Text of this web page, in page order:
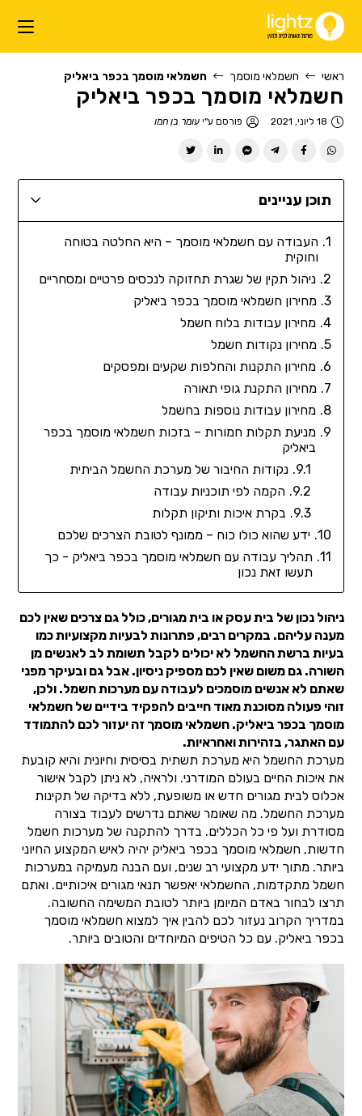
ראשי חשמלאי מוסמך חשמלאי מוסמך בכפר ביאליק
חשמלאי מוסמך בכפר ביאליק
18 ליוני, 2021 פורסם ע"יעומר בן חמו
תוכן עניינים
העבודה עם חשמלאי מוסמך – היא החלטה בטוחה
וחוקית
ניהול תקין של שגרת תחזוקה לנכסים פרטיים ומסחריים
מחירון חשמלאי מוסמך בכפר ביאליק
מחירון עבודות בלוח חשמל
מחירון נקודות חשמל
מחירון התקנות והחלפות שקעים ומפסקים
מחירון התקנת גופי תאורה
מחירון עבודות נוספות בחשמל
מניעת תקלות חמורות – בזכות חשמלאי מוסמך בכפר
ביאליק
נקודות החיבור של מערכת החשמל הביתית
הקמה לפי תוכניות עבודה
בקרת איכות ותיקון תקלות
ידע שהוא כולו כוח – ממונף לטובת הצרכים שלכם
תהליך עבודה עם חשמלאי מוסמך בכפר ביאליק - כך
תעשו זאת נכון
ניהול נכון של בית עסק או בית מגורים, כולל גם צרכים שאין לכם
מענה עליהם. במקרים רבים, פתרונות לבעיות מקצועיות כמו
בעיות ברשת החשמל לא יכולים לקבל תשומת לב לאנשים מן
השורה. גם משום שאין לכם מספיק ניסיון. אבל גם ובעיקר מפני
שאתם לא אנשים מוסמכים לעבודה עם מערכות חשמל. ולכן,
זוהי פעולה מסוכנת מאוד חייבים להפקיד בידיים של חשמלאי
מוסמך בכפר ביאליק. חשמלאי מוסמך זה יעזור לכם להתמודד
עם האתגר, בזהירות ואחראיות.
מערכת החשמל היא מערכת תשתית בסיסית וחיונית והיא קובעת
את איכות החיים בעולם המודרני. ולראיה, לא ניתן לקבל אישור
אכלוס לבית מגורים חדש או משופעת, ללא בדיקה של תקינות
מערכת החשמל. מה שאומר שאתם נדרשים לעבוד בצורה
מסודרת ועל פי כל הכללים. בדרך להתקנה של מערכות חשמל
חדשות, חשמלאי מוסמך בכפר ביאליק יהיה לאיש המקצוע החיוני
ביותר. מתוך ידע מקצועי רב שנים, ועם הבנה מעמיקה במערכות
חשמל מתקדמות, החשמלאי יאפשר תנאי מגורים איכותיים. ואתם
תרצו לבחור באדם המיומן ביותר לטובת המשימה החשובה.
במדריך הקרוב נעזור לכם להבין איך למצוא חשמלאי מוסמך
בכפר ביאליק. עם כל הטיפים המיוחדים והטובים ביותר.